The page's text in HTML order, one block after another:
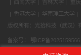
| 西南大学 | 吉林大学 | 重
| 香港大学 | 华南理工大学 |
版权所有：光拾科技（武汉）
备案号： 鄂ICP备2025159566